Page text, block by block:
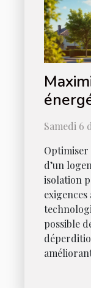
Samedi 6
Optimiser
d’un
isolation
exigences
possible